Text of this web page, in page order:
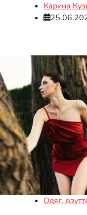
Карина
Одяг,